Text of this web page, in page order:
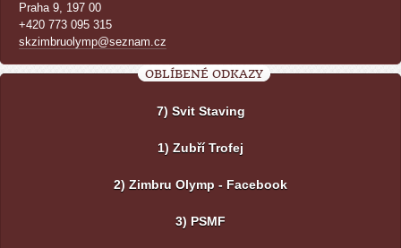
Praha 9, 197 00
+420 773 095 315
skzimbruolymp@seznam.cz
OBLÍBENÉ ODKAZY
7) Svit Staving
1) Zubří Trofej
2) Zimbru Olymp - Facebook
3) PSMF